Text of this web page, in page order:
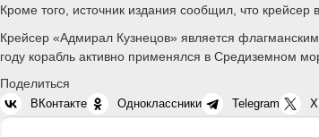
Кроме того, источник издания сообщил, что
Крейсер «Адмирал Кузнецов» является
году корабль активно применялся в Средиземном
Поделиться
ВКонтакте Одноклассники Telegram X